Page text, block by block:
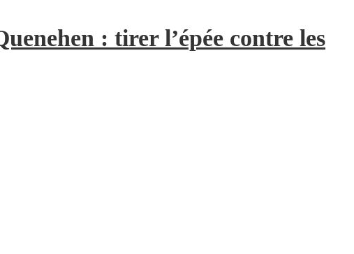
: tirer l’épée contre les